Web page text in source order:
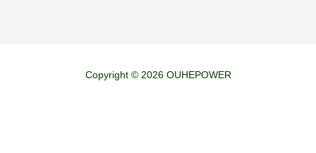
Copyright © 2026 OUHEPOWER